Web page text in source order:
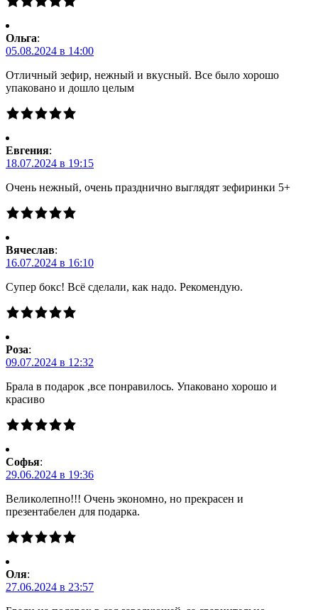
Ольга:
05.08.2024 в 14:00
Отличный зефир, нежный и вкусный. Все было хорошо
упаковано и дошло целым
Евгения:
18.07.2024 в 19:15
Очень нежный, очень празднично выглядят зефиринки 5+
Вячеслав:
16.07.2024 в 16:10
Супер бокс! Всё сделали, как надо. Рекомендую.
Роза:
09.07.2024 в 12:32
Брала в подарок ,все понравилось. Упаковано хорошо и
красиво
Софья:
29.06.2024 в 19:36
Великолепно!!! Очень экономно, но прекрасен и
презентабелен для подарка.
Оля:
27.06.2024 в 23:57